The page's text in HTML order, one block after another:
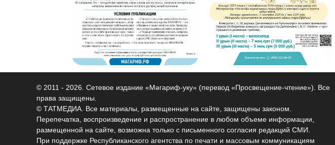
© 2011 - 2026. Сетевое издание «Мәгариф-уку» (перевод «Просвещение-чтение»). Все
права защищены.
© ТАТМЕДИА. Все материалы, размещенные на сайте, защищены законом.
Перепечатка, воспроизведение и распространение в любом объеме информации,
размещенной на сайте, возможна только с письменного согласия редакций СМИ.
При поддержке Республиканского агентства по печати и массовым коммуникациям